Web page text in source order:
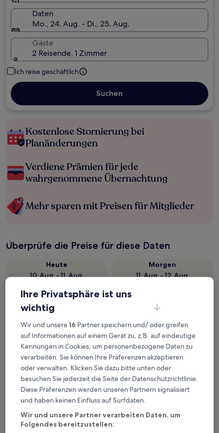
Daten
Mo., 24. Aug. - Di., 25. Aug.
Gäste
2 Reisende, 1 Zimmer
Ich reise geschäftlich
Suchen
Kostenlose Stornierung bei
Planänderungen
Verdiene Prämien für jede
wahrgenommene Übernachtung
Mehr sparen mit Preisen für Mitglieder
Überprüfe die Preise für diese Daten
Heute
10. Aug. - 11. Aug.
Morgen
11. Aug. - 12. Aug.
Dieses Wochenende
14. Aug. - 16. Aug.
Deine Ausgangsbasis nahe U-
Bahn-Station Shahe
Universitätspark
Vision Plaza Shahe Intl. Cultural Center
Ihre Privatsphäre ist uns
wichtig
Wir und unsere16 Partner speichern und/ oder greifen
auf Informationen auf einem Gerät zu, z.B. auf eindeutige
Kennungen in Cookies, um personenbezogene Daten zu
verarbeiten. Sie können Ihre Präferenzen akzeptieren
oder verwalten. Klicken Sie dazu bitte unten oder
besuchen Sie jederzeit die Seite der Datenschutzrichtlinie.
Diese Präferenzen werden unseren Partnern signalisiert
und haben keinen Einfluss auf Surfdaten.
Wir und unsere Partner verarbeiten Daten, um
Folgendes bereitzustellen: